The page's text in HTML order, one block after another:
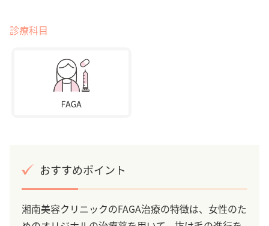
診療科目
おすすめポイント
湘南美容クリニックのFAGA治療の特徴は、女性のた